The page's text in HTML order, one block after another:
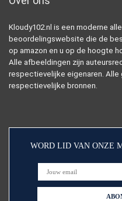
Kloudy102.nl is een moderne
beoordelingswebsite die de
op amazon en u op de hoogte
Alle afbeeldingen zijn
respectievelijke eigenaren. Alle
respectievelijke bronnen.
WORD LID VAN ONZE